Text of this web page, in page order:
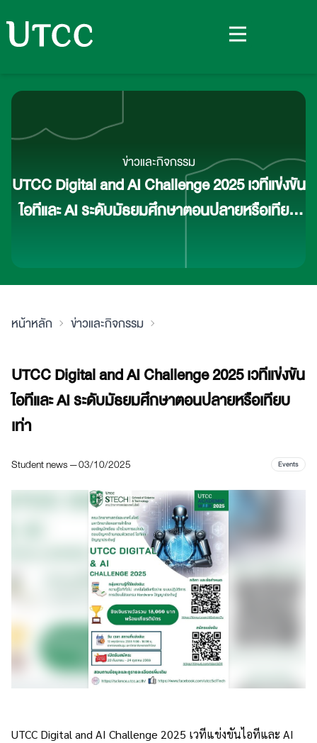
ข่าวและกิจกรรม
UTCC Digital and AI Challenge 2025 เวทีแข่งขัน
ไอทีและ AI ระดับมัธยมศึกษาตอนปลายหรือเทียบ
หน้าหลัก ข่าวและกิจกรรม
UTCC Digital and AI Challenge 2025 เวทีแข่งขัน
ไอทีและ AI ระดับมัธยมศึกษาตอนปลายหรือเทียบ
เท่า
Student news — 03/10/2025 Events
UTCC Digital and AI Challenge 2025 เวทีแข่งขันไอทีและ AI